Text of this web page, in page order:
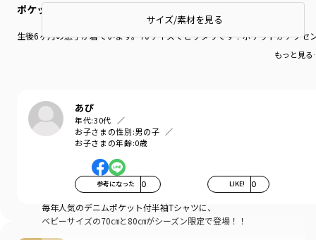
ポケットがオシャレでかわいい
生後6ヶ月の息子が着ています。70サイズでピッタリです！ポケットがアク
もっと見
あぴ
年代:30代
お子さまの性別:男の子
お子さまの年齢:0歳
参考になった 0 LIKE! 0
サイズ/素材を見る
毎年人気のデニムポケット付半袖Tシャツに、
ベビーサイズの70㎝と80㎝がシーズン限定で登場！！